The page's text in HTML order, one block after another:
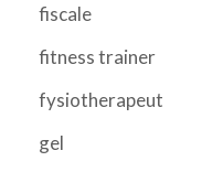
fiscale
fitness trainer
fysiotherapeut
gel